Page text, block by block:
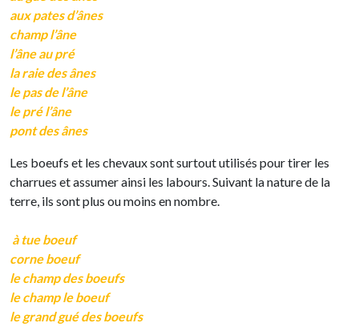
aux pates d’ânes
champ l’âne
l’âne au pré
la raie des ânes
le pas de l’âne
le pré l’âne
pont des ânes
Les boeufs et les chevaux sont surtout utilisés pour tirer les
charrues et assumer ainsi les labours. Suivant la nature de la
terre, ils sont plus ou moins en nombre.
à tue boeuf
corne boeuf
le champ des boeufs
le champ le boeuf
le grand gué des boeufs